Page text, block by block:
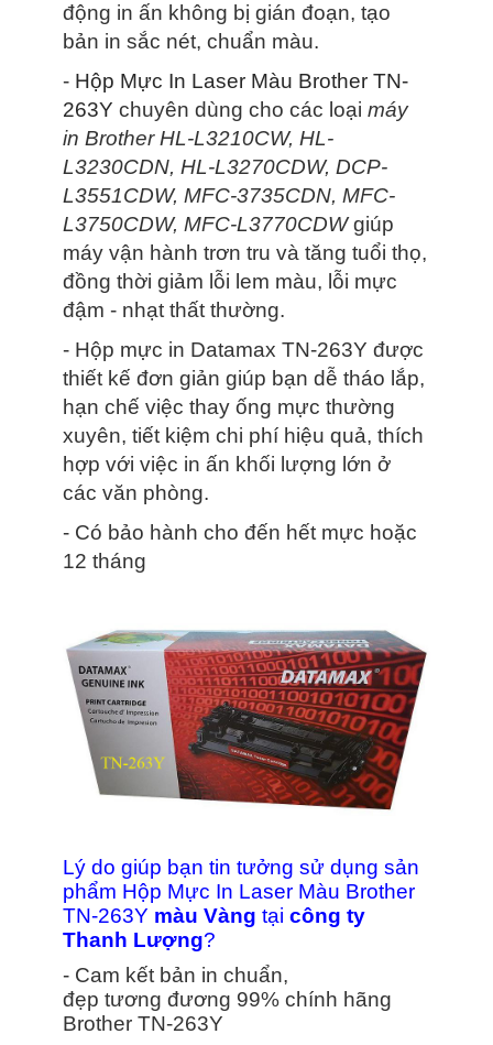
động in ấn không bị gián đoạn, tạo
bản in sắc nét, chuẩn màu.
- Hộp Mực In Laser Màu Brother TN-
263Y chuyên dùng cho các loạimáy
in Brother HL-L3210CW, HL-
L3230CDN, HL-L3270CDW, DCP-
L3551CDW, MFC-3735CDN, MFC-
L3750CDW, MFC-L3770CDWgiúp
máy vận hành trơn tru và tăng tuổi thọ,
đồng thời giảm lỗi lem màu, lỗi mực
đậm - nhạt thất thường.
- Hộp mực in Datamax TN-263Y được
thiết kế đơn giản giúp bạn dễ tháo lắp,
hạn chế việc thay ống mực thường
xuyên, tiết kiệm chi phí hiệu quả, thích
hợp với việc in ấn khối lượng lớn ở
các văn phòng.
- Có bảo hành cho đến hết mực hoặc
12 tháng
Lý do giúp bạn tin tưởng sử dụng sản
phẩm Hộp Mực In Laser Màu Brother
TN-263Y màu Vàng tạicông ty
Thanh Lượng?
- Cam kết bản in chuẩn,
đẹp tương đương 99% chính hãng
Brother TN-263Y